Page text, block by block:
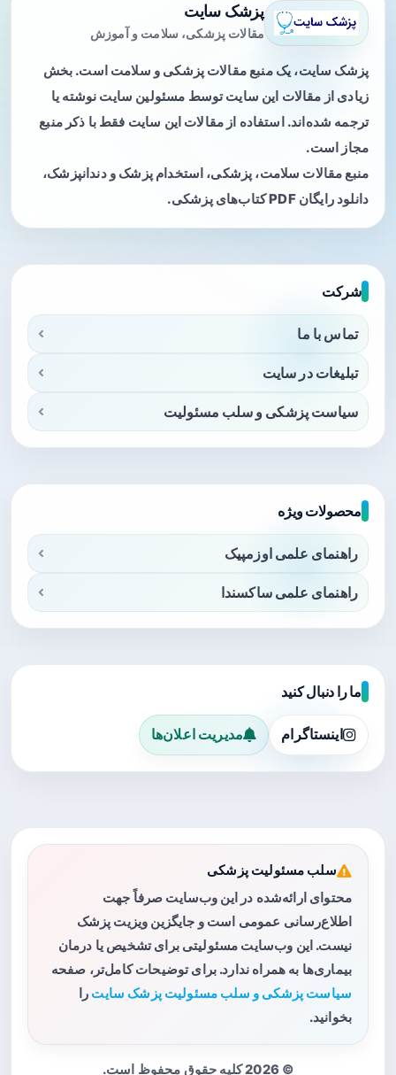
پزشک سایت
مقالات پزشکی، سلامت و آموزش
پزشک سایت، یک منبع مقالات پزشکی و سلامت است. بخش
زیادی از مقالات این سایت توسط مسئولین سایت نوشته یا
ترجمه شده‌اند. استفاده از مقالات این سایت فقط با ذکر منبع
مجاز است.
منبع مقالات سلامت، پزشکی، استخدام پزشک و دندانپزشک،
دانلود رایگان PDF کتاب‌های پزشکی.
شرکت
تماس با ما
تبلیغات در سایت
سیاست پزشکی و سلب مسئولیت
محصولات ویژه
راهنمای علمی اوزمپیک
راهنمای علمی ساکسندا
ما را دنبال کنید
اینستاگرام مدیریت اعلان‌ها
سلب مسئولیت پزشکی
محتوای ارائه‌شده در این وب‌سایت صرفاً جهت
اطلاع‌رسانی عمومی است و جایگزین ویزیت پزشک
نیست. این وب‌سایت مسئولیتی برای تشخیص یا درمان
بیماری‌ها به همراه ندارد. برای توضیحات کامل‌تر، صفحه
سیاست پزشکی و سلب مسئولیت پزشک سایت را
بخوانید.
© 2026 کلیه حقوق محفوظ است.